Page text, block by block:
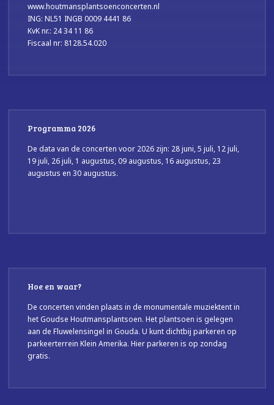
www.houtmansplantsoenconcerten.nl
ING: NL51 INGB 0009 4441 86
KvK nr.: 24 34 11 86
Fiscaal nr: 8128.54.020
Programma 2026
De data van de concerten voor 2026 zijn: 28 juni, 5 juli, 12 juli,
19 juli, 26 juli, 1 augustus, 09 augustus, 16 augustus, 23
augustus en 30 augustus.
Hoe en waar?
De concerten vinden plaats in de monumentale muziektent in
het Goudse Houtmansplantsoen. Het plantsoen is gelegen
aan de Fluwelensingel in Gouda. U kunt dichtbij parkeren op
parkeerterrein Klein Amerika. Hier parkeren is op zondag
gratis.